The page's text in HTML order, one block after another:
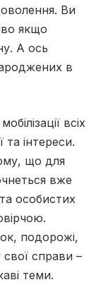
Ви
якщо
А ось
в
всiх
та iнтереси.
що для
вже
особистих
подорожi,
справи –
теми.